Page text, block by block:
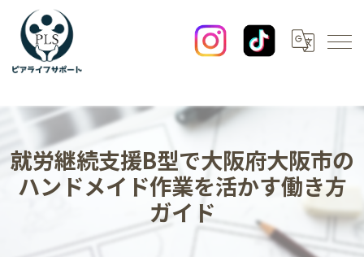
就労継続支援B型で大阪府大阪市の
ハンドメイド作業を活かす働き方
ガイド